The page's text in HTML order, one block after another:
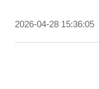
2026-04-28 15:36:05